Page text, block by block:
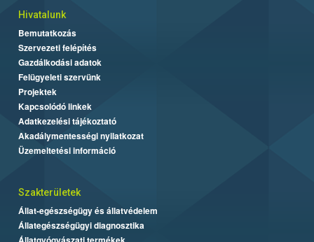
Hivatalunk
Bemutatkozás
Szervezeti felépítés
Gazdálkodási adatok
Felügyeleti szervünk
Projektek
Kapcsolódó linkek
Adatkezelési tájékoztató
Akadálymentességi nyilatkozat
Üzemeltetési információ
Szakterületek
Állat-egészségügy és állatvédelem
Állategészségügyi diagnosztika